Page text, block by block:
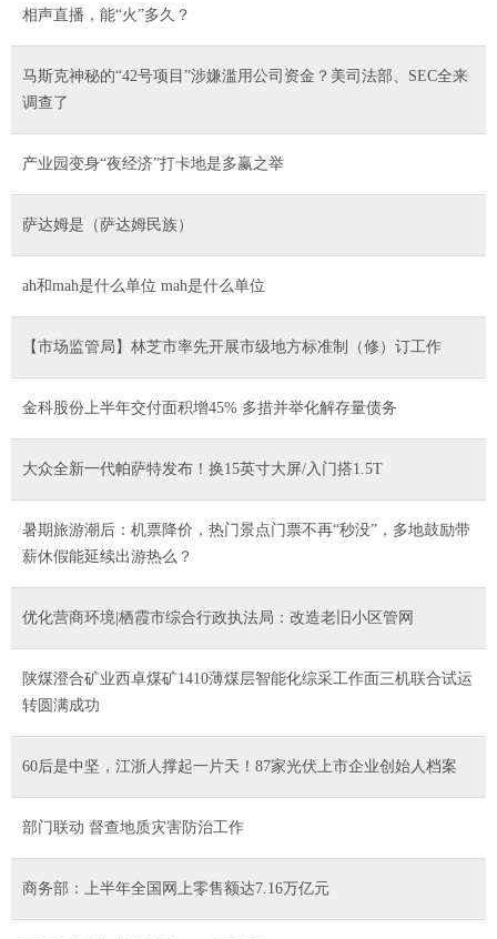
相声直播，能“火”多久？
马斯克神秘的“42号项目”涉嫌滥用公司资金？美司法部、SEC全来
调查了
产业园变身“夜经济”打卡地是多赢之举
萨达姆是（萨达姆民族）
ah和mah是什么单位 mah是什么单位
【市场监管局】林芝市率先开展市级地方标准制（修）订工作
金科股份上半年交付面积增45% 多措并举化解存量债务
大众全新一代帕萨特发布！换15英寸大屏/入门搭1.5T
暑期旅游潮后：机票降价，热门景点门票不再“秒没”，多地鼓励带
薪休假能延续出游热么？
优化营商环境|栖霞市综合行政执法局：改造老旧小区管网
陕煤澄合矿业西卓煤矿1410薄煤层智能化综采工作面三机联合试运
转圆满成功
60后是中坚，江浙人撑起一片天！87家光伏上市企业创始人档案
部门联动 督查地质灾害防治工作
商务部：上半年全国网上零售额达7.16万亿元